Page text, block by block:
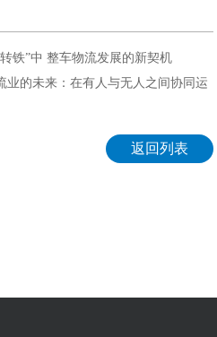
铁”中 整车物流发展的新契机
业的未来：在有人与无人之间协同运
返回列表